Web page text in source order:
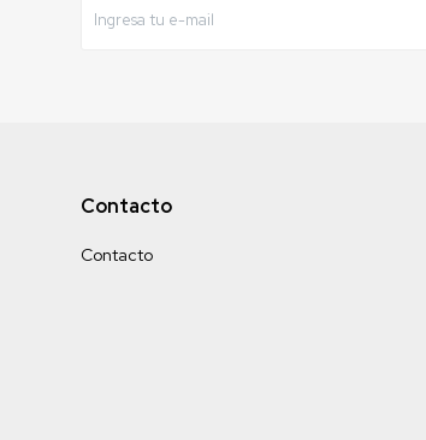
Contacto
Contacto